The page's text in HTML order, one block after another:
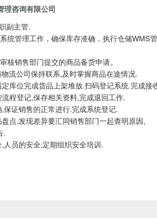
理咨询有限公司
副主管.
统管理工作，确保库存准确，执行仓储WMS
核销售部门提交的商品备货申请。
流公司保持联系,及时掌握商品在途情况.
库位完成货品上架堆放.扫码登记系统.完成接
程登记,保存相关资料,完成退回工作.
证销售的正常进行.完成系统登记.
点.发现差异要汇同销售部门一起查明原因,
.
员的安全,定期组织安全培训.